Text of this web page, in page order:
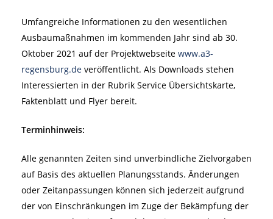
Umfangreiche Informationen zu den wesentlichen
Ausbaumaßnahmen im kommenden Jahr sind ab 30.
Oktober 2021 auf der Projektwebseite www.a3-
regensburg.de veröffentlicht. Als Downloads stehen
Interessierten in der Rubrik Service Übersichtskarte,
Faktenblatt und Flyer bereit.
Terminhinweis:
Alle genannten Zeiten sind unverbindliche Zielvorgaben
auf Basis des aktuellen Planungsstands. Änderungen
oder Zeitanpassungen können sich jederzeit aufgrund
der von Einschränkungen im Zuge der Bekämpfung der